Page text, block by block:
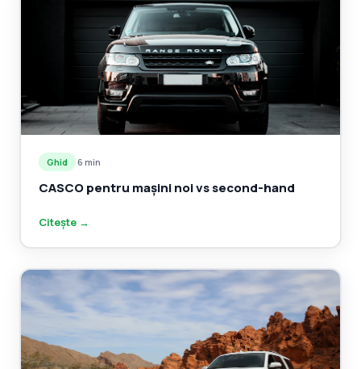
Ghid ·6 min
CASCO pentru mașini noi vs second-hand
Citește →